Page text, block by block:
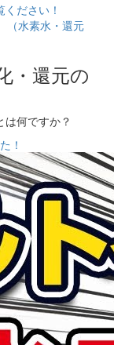
ださい！
・還元の
何ですか？
！